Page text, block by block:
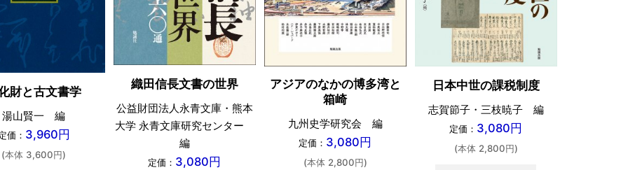
財と古文書学
湯山賢一 編
価： 3,960円
(本体 3,600円)
織田信長文書の世界
公益財団法人永青文庫・熊本
大学 永青文庫研究センター
編
定価： 3,080円
アジアのなかの博多湾と
箱崎
九州史学研究会 編
定価： 3,080円
(本体 2,800円)
日本中世の課税制度
志賀節子・三枝暁子 編
定価： 3,080円
(本体 2,800円)